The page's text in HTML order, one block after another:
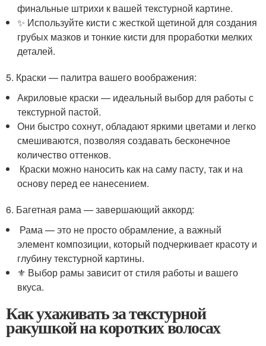
финальные штрихи к вашей текстурной картине.
✨ Используйте кисти с жесткой щетиной для создания
грубых мазков и тонкие кисти для проработки мелких
деталей.
5. Краски — палитра вашего воображения:
Акриловые краски — идеальный выбор для работы с
текстурной пастой.
Они быстро сохнут, обладают яркими цветами и легко
смешиваются, позволяя создавать бесконечное
количество оттенков.
️ Краски можно наносить как на саму пасту, так и на
основу перед ее нанесением.
6. Багетная рама — завершающий аккорд:
️ Рама — это не просто обрамление, а важный
элемент композиции, который подчеркивает красоту и
глубину текстурной картины.
⚜️ Выбор рамы зависит от стиля работы и вашего
вкуса.
Как ухаживать за текстурной
ракушкой на коротких волосах